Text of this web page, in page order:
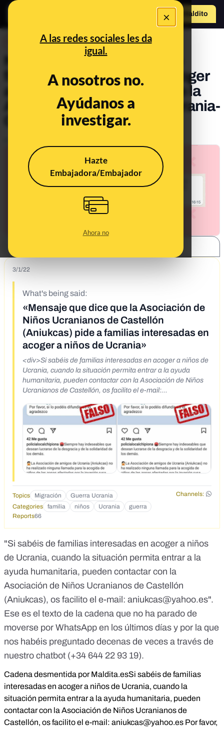
×
A las redes sociales les da
igual.
A nosotros no.
Ayúdanos a
investigar.
Hazte
Embajadora/Embajador
Ahora no
Hazte Maldito
No, este mensaje que pide
familias interesadas en acoger
a niños de Ucrania no es de la
Asociación de niños de Ucrania-
Castellón (Aniukcas)
3/1/22
What's being said:
«Mensaje que dice que la Asociación de
Niños Ucranianos de Castellón
(Aniukcas) pide a familias interesadas en
acoger a niños de Ucrania»
<div>Si sabéis de familias interesadas en acoger a niños de
Ucrania, cuando la situación permita entrar a la ayuda
humanitaria, pueden contactar con la Asociación de Niños
Ucranianos de Castellón, os facilito el e-mail:
agradezco</div> Si sabéis de familias interesadas en
acoger a niños de Ucrania, cuando la situación permita
entrar a la ayuda humanitaria, pueden contactar con la
Asociación de Niños Ucranianos de Castellón, os facilito el
e-mail:aniukcas@yahoo.esPor favor, si lo podéis difundir,
os lo agradezco
Topics Migración Guerra Ucrania
Channels:
Categories
familia niños Ucrania
guerra
Reports66
"Si sabéis de familias interesadas en acoger a niños
de Ucrania, cuando la situación permita entrar a la
ayuda humanitaria, pueden contactar con la
Asociación de Niños Ucranianos de Castellón
(Aniukcas), os facilito el e-mail: aniukcas@yahoo.es".
Ese es el texto de la cadena que no ha parado de
moverse por WhatsApp en los últimos días y por la que
nos habéis preguntado decenas de veces a través de
nuestro chatbot (+34 644 22 93 19).
Cadena desmentida por Maldita.esSi sabéis de familias
interesadas en acoger a niños de Ucrania, cuando la
situación permita entrar a la ayuda humanitaria, pueden
contactar con la Asociación de Niños Ucranianos de
Castellón, os facilito el e-mail: aniukcas@yahoo.es Por favor,